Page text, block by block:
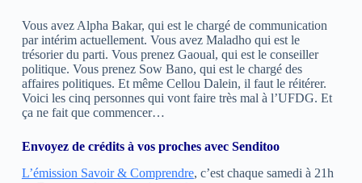
Vous avez Alpha Bakar, qui est le chargé de communication
par intérim actuellement. Vous avez Maladho qui est le
trésorier du parti. Vous prenez Gaoual, qui est le conseiller
politique. Vous prenez Sow Bano, qui est le chargé des
affaires politiques. Et même Cellou Dalein, il faut le réitérer.
Voici les cinq personnes qui vont faire très mal à l’UFDG. Et
ça ne fait que commencer…
Envoyez de crédits à vos proches avec Senditoo
L’émission Savoir & Comprendre, c’est chaque samedi à 21h